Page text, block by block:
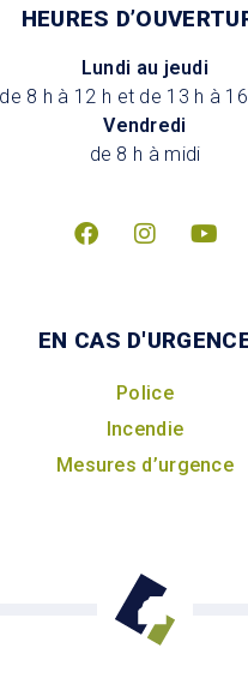
HEURES
Lundi au jeudi
de 8 h à 12 h et de 13 h à
Vendredi
de 8 h à midi
EN CAS
Police
Incendie
Mesures d’urgence